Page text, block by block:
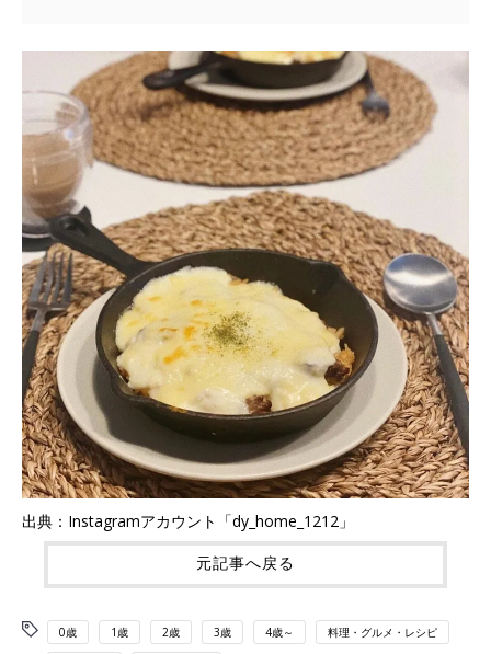
出典：Instagramアカウント「dy_home_1212」
元記事へ戻る
0歳 1歳 2歳 3歳 4歳～ 料理・グルメ・レシピ